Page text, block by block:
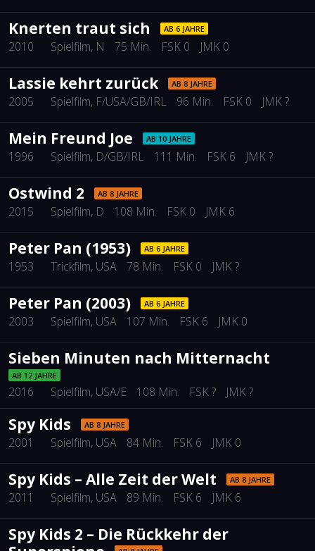
Knerten traut sich AB 6 JAHRE
2010 Spielfilm, N 75 Min. FSK 0 JMK 0
Lassie kehrt zurück AB 8 JAHRE
2005 Spielfilm, F/USA/GB/IRL 96 Min. FSK 0 JMK ?
Mein Freund Joe AB 10 JAHRE
1996 Spielfilm, D/GB/IRL 111 Min. FSK 6 JMK ?
Ostwind 2 AB 8 JAHRE
2015 Spielfilm, D 108 Min. FSK 0 JMK 6
Peter Pan (1953) AB 6 JAHRE
1953 Trickfilm, USA 78 Min. FSK 0 JMK ?
Peter Pan (2003) AB 6 JAHRE
2003 Spielfilm, USA 107 Min. FSK 6 JMK 0
Sieben Minuten nach Mitternacht
AB 12 JAHRE
2016 Spielfilm, USA/E 108 Min. FSK ? JMK ?
Spy Kids AB 8 JAHRE
2001 Spielfilm, USA 84 Min. FSK 6 JMK 0
Spy Kids – Alle Zeit der Welt AB 8 JAHRE
2011 Spielfilm, USA 89 Min. FSK 6 JMK 6
Spy Kids 2 – Die Rückkehr der